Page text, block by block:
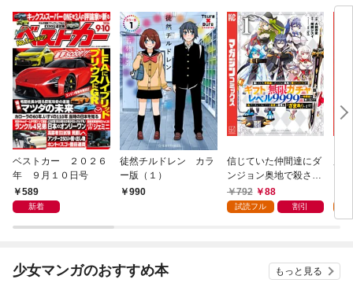
ベストカー ２０２６
年 ９月１０日号
589
新着
徒然チルドレン カラ
ー版（１）
990
信じていた仲間達にダ
ンジョン奥地で殺され
かけたがギフト『無限
ガチャ』でレベル９９
『ざまぁ！』します！
792 88
試読フル 割引
少女マンガのおすすめ本 もっと見る